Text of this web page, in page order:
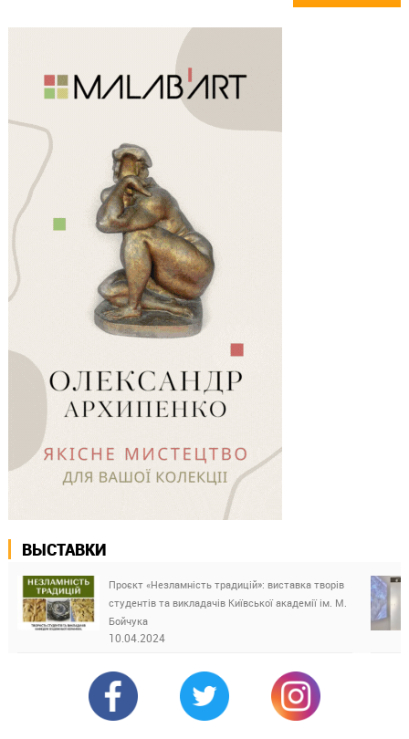
ВЫСТАВКИ
Проєкт «Незламність традицій»: виставка творів
студентів та викладачів Київської академії ім. М.
Бойчука
10.04.2024